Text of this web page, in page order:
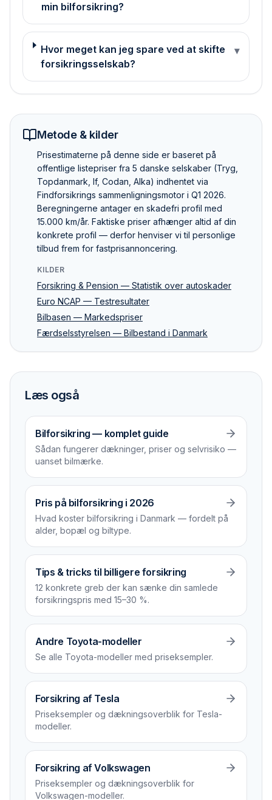
min bilforsikring?
Hvor meget kan jeg spare ved at skifte
forsikringsselskab?
▾
Metode & kilder
Pris­estimaterne på denne side er baseret på
offentlige listepriser fra 5 danske selskaber (Tryg,
Topdanmark, If, Codan, Alka) indhentet via
Findforsikrings sammenlignings­motor i Q1 2026.
Beregningerne antager en skadefri profil med
15.000 km/år. Faktiske priser afhænger altid af din
konkrete profil — derfor henviser vi til personlige
tilbud frem for fastpris­annoncering.
KILDER
Forsikring & Pension — Statistik over autoskader
Euro NCAP — Testresultater
Bilbasen — Markedspriser
Færdselsstyrelsen — Bilbestand i Danmark
Læs også
Bilforsikring — komplet guide
Sådan fungerer dækninger, priser og selvrisiko —
uanset bilmærke.
Pris på bilforsikring i 2026
Hvad koster bilforsikring i Danmark — fordelt på
alder, bopæl og biltype.
Tips & tricks til billigere forsikring
12 konkrete greb der kan sænke din samlede
forsikrings­pris med 15–30 %.
Andre Toyota-modeller
Se alle Toyota-modeller med priseksempler.
Forsikring af Tesla
Priseksempler og dækningsoverblik for Tesla-
modeller.
Forsikring af Volkswagen
Priseksempler og dækningsoverblik for
Volkswagen-modeller.